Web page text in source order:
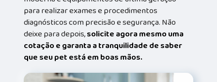
para realizar exames e procedimentos
diagnósticos com precisão e segurança. Não
deixe para depois,solicite agora mesmo uma
cotação e garanta a tranquilidade de saber
que seu pet está em boas mãos.